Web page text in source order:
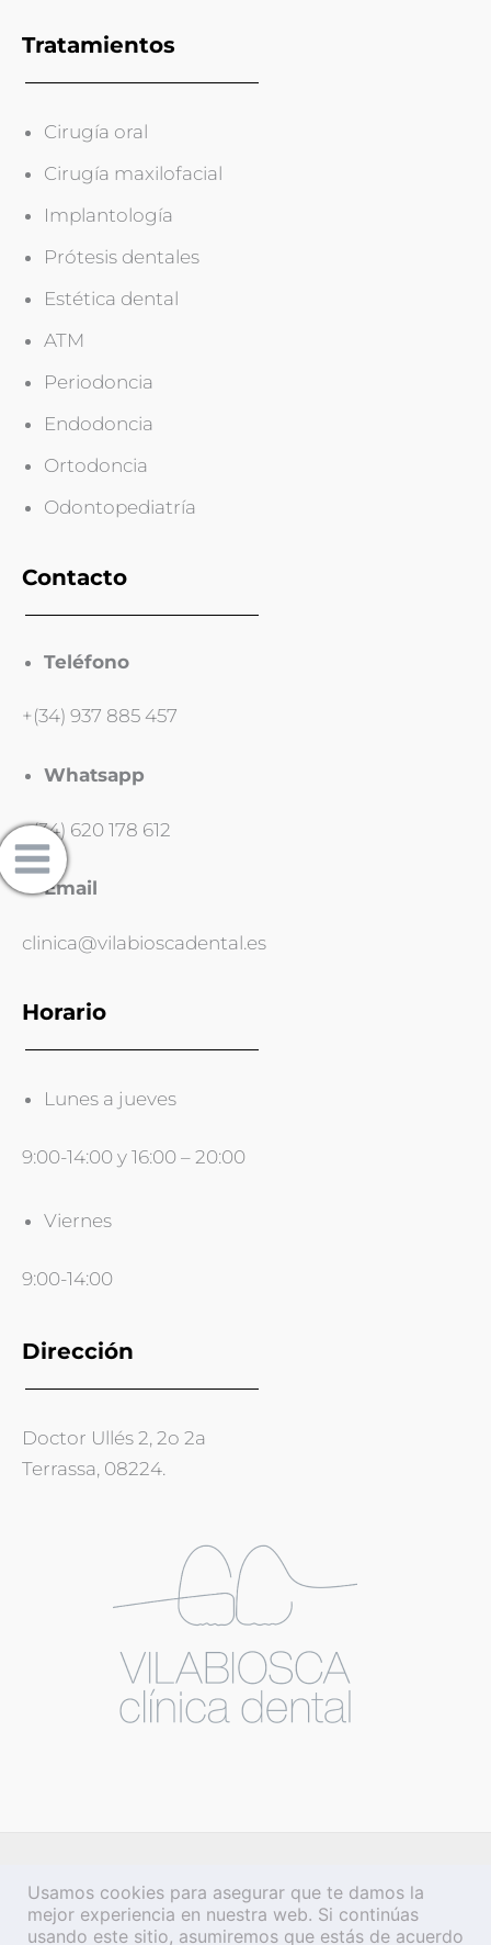
Tratamientos
Cirugía oral
Cirugía maxilofacial
Implantología
Prótesis dentales
Estética dental
ATM
Periodoncia
Endodoncia
Ortodoncia
Odontopediatría
Contacto
Teléfono
+(34) 937 885 457
Whatsapp
+(34) 620 178 612
Email
clinica@vilabioscadental.es
Horario
Lunes a jueves
9:00-14:00 y 16:00 – 20:00
Viernes
9:00-14:00
Dirección
Doctor Ullés 2, 2o 2a
Terrassa, 08224.
Usamos cookies para asegurar que te damos la
mejor experiencia en nuestra web. Si continúas
usando este sitio, asumiremos que estás de acuerdo